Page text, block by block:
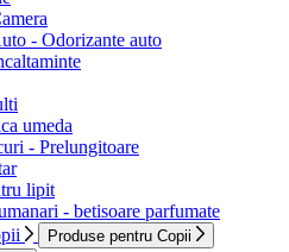
- Odorizante auto
umeda
- Prelungitoare
lipit
- betisoare parfumate
Produse pentru Copii